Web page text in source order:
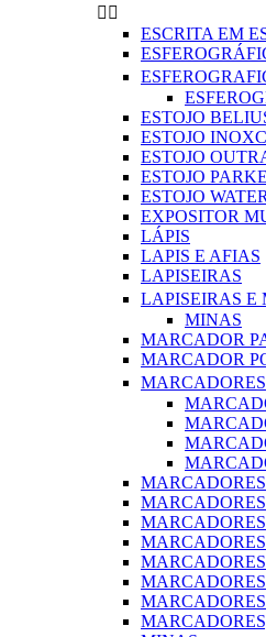
 
ESCRITA EM
ESTOJO
ESTOJO
ESTOJO
ESTOJO
ESTOJO
EXPOSITOR
LÁPIS
LAPIS E AFIAS
LAPISEIRAS
LAPISEIRAS E
MINAS
MARCADOR
MARCADOR
MARCADORES